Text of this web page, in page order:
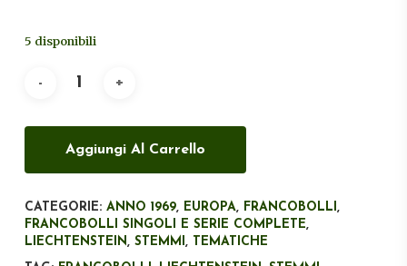
originale
€4,00.
5 disponibili
Aggiungi Al Carrello
CATEGORIE: ANNO 1969, EUROPA, FRANCOBOLLI,
FRANCOBOLLI SINGOLI E SERIE COMPLETE,
LIECHTENSTEIN, STEMMI, TEMATICHE